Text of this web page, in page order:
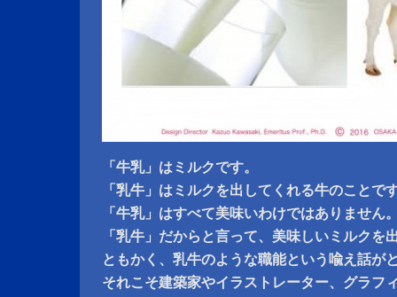
「牛乳」はミルクです。
「乳牛」はミルクを出してくれる牛のことで
「牛乳」はすべて美味いわけではありません
「乳牛」だからと言って、美味しいミルクを
ともかく、乳牛のような職能という喩え話が
それこそ建築家やイラストレーター、グラフ